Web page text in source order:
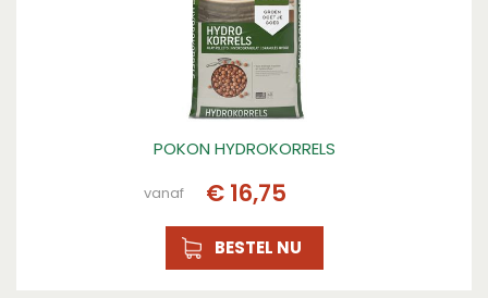
Breedte (cm)
POKON HYDROKORRELS
vanaf € 16,75
BESTEL NU